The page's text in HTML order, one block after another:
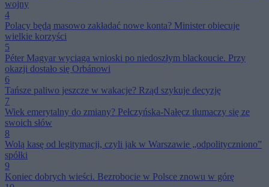
wojny
4
Polacy będą masowo zakładać nowe konta? Minister obiecuje
wielkie korzyści
5
Péter Magyar wyciąga wnioski po niedoszłym blackoucie. Przy
okazji dostało się Orbánowi
6
Tańsze paliwo jeszcze w wakacje? Rząd szykuje decyzję
7
Wiek emerytalny do zmiany? Pełczyńska-Nałęcz tłumaczy się ze
swoich słów
8
Wolą kasę od legitymacji, czyli jak w Warszawie „odpolityczniono”
spółki
9
Koniec dobrych wieści. Bezrobocie w Polsce znowu w górę